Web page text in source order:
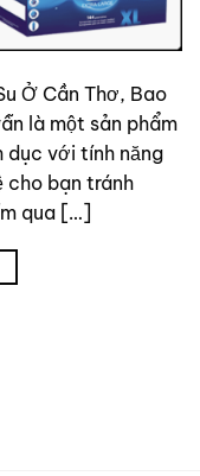
Ở Cần Thơ, Bao
là một sản phẩm
dục với tính năng
cho bạn tránh
qua […]